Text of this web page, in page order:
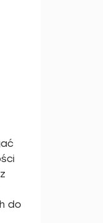
do